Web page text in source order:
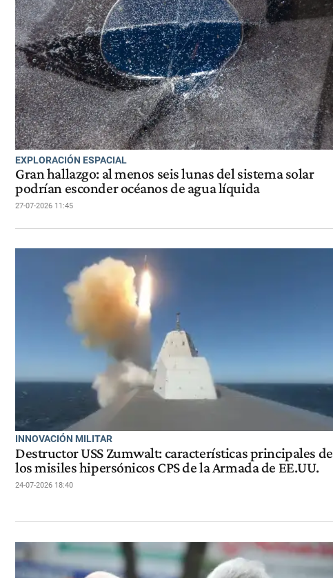
EXPLORACIÓN ESPACIAL
Gran hallazgo: al menos seis lunas del sistema solar
podrían esconder océanos de agua líquida
27-07-2026 11:45
INNOVACIÓN MILITAR
Destructor USS Zumwalt: características principales de
los misiles hipersónicos CPS de la Armada de EE.UU.
24-07-2026 18:40